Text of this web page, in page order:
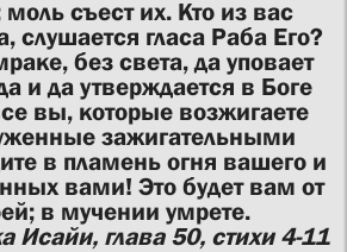
съест их. Кто из вас
слушается гласа Раба Его?
без света, да уповает
и да утверждается в Боге
вы, которые возжигаете
зажигательными
в пламень огня вашего и
вами! Это будет вам от
в мучении умрете.
Исайи, глава 50, стихи 4-11